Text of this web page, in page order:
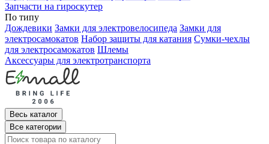
Запчасти на гироскутер
По типу
Дождевики Замки для электровелосипеда Замки для
электросамокатов Набор защиты для катания Сумки-чехлы
для электросамокатов Шлемы
Аксессуары для электротранспорта
Весь каталог
Все категории